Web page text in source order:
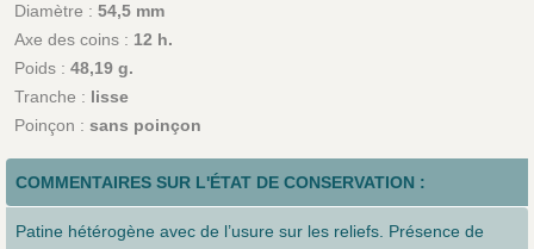
Diamètre : 54,5 mm
Axe des coins : 12 h.
Poids : 48,19 g.
Tranche : lisse
Poinçon : sans poinçon
COMMENTAIRES SUR L'ÉTAT DE CONSERVATION :
Patine hétérogène avec de l’usure sur les reliefs. Présence de